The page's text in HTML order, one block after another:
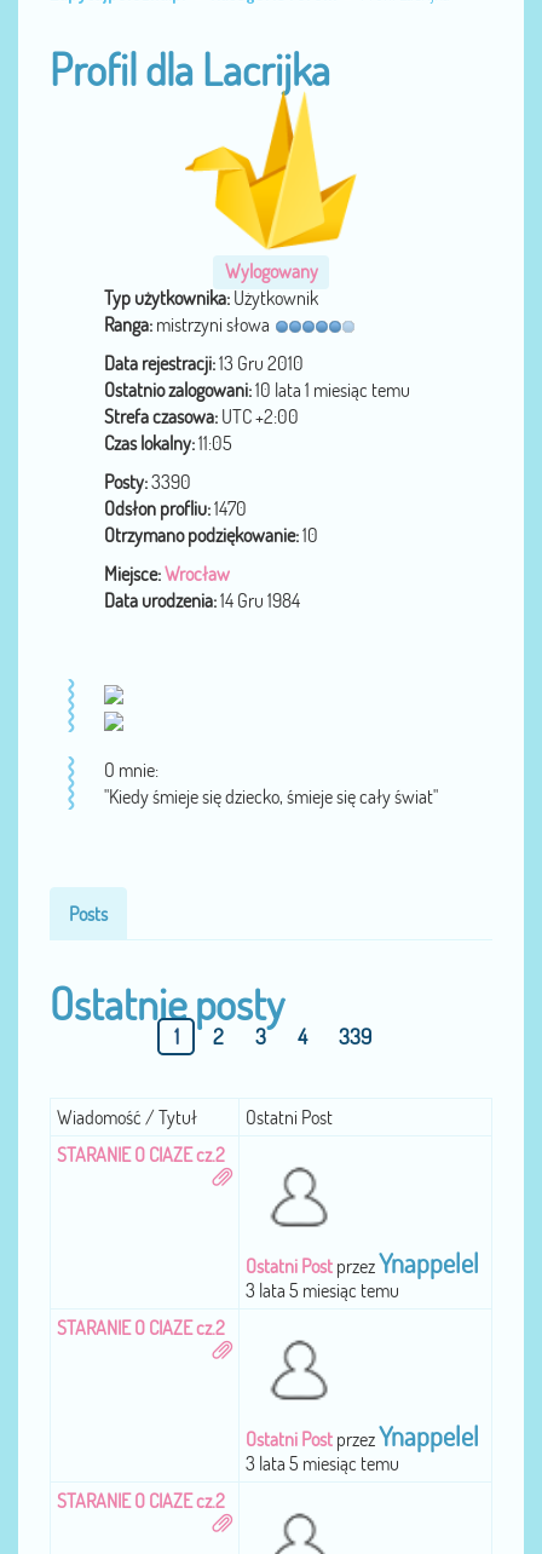
Profil dla Lacrijka
Wylogowany
Typ użytkownika: Użytkownik
Ranga: mistrzyni słowa
Data rejestracji:13 Gru 2010
Ostatnio zalogowani:10 lata 1 miesiąc temu
Strefa czasowa: UTC +2:00
Czas lokalny:11:05
Posty:3390
Odsłon profliu:1470
Otrzymano podziękowanie:10
Miejsce:Wrocław
Data urodzenia:14 Gru 1984
O mnie:
"Kiedy śmieje się dziecko, śmieje się cały świat"
Posts
Ostatnie posty
1 2 3 4 339
Wiadomość / Tytuł
Ostatni Post
STARANIE O CIAZE cz.2
Ostatni Post przezYnappelel
3 lata 5 miesiąc temu
STARANIE O CIAZE cz.2
Ostatni Post przezYnappelel
3 lata 5 miesiąc temu
STARANIE O CIAZE cz.2